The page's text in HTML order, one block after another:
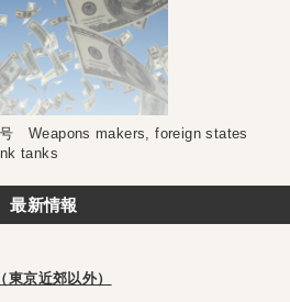
Weapons makers, foreign states
tanks
最新情報
京近郊以外）